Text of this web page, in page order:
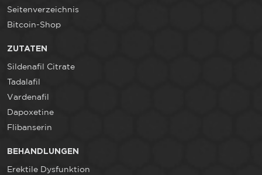
Seitenverzeichnis
Bitcoin-Shop
ZUTATEN
Sildenafil Citrate
Tadalafil
Vardenafil
Dapoxetine
Flibanserin
BEHANDLUNGEN
Erektile Dysfunktion